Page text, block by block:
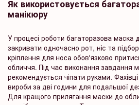
Як використовується
манікюру
У процесі роботи багаторазова маска
закривати одночасно рот, ніс та
кріплення для носа обов'язково
обличчя. Під час виконання завдання
рекомендується чіпати руками.
вироби за дві години для подальшої
Для кращого прилягання маски до